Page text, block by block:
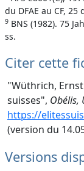
du DFAE au CF,
9 BNS (1982). 75
ss.
Citer cette
"Wüthrich,
suisses", Obélis,
https://
(version du
Versions